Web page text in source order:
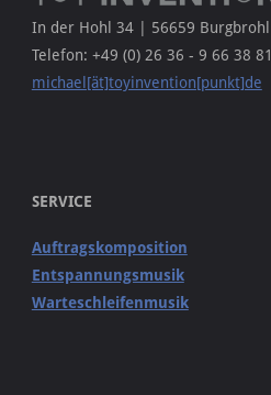
In der Hohl 34 | 56659 Burgbrohl
Telefon: +49 (0) 26 36 - 9 66 38 81
michael[ät]toyinvention[punkt]de
SERVICE
Auftragskomposition
Entspannungsmusik
Warteschleifenmusik